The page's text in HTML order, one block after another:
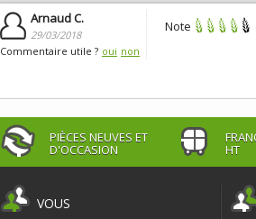
Arnaud C.
29/03/2018
Commentaire utile ? oui non
Note
PIÈCES NEUVES ET
D'OCCASION HT
VOUS